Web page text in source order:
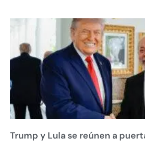
Trump y Lula se reúnen a